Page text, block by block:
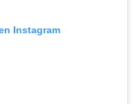
Instagram